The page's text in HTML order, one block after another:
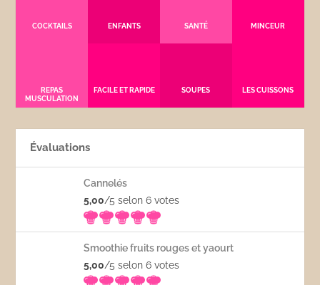
COCKTAILS ENFANTS SANTÉ MINCEUR
REPAS
MUSCULATION
FACILE ET RAPIDE SOUPES LES CUISSONS
Évaluations
Cannelés
5,00/5 selon 6votes
Smoothie fruits rouges et yaourt
5,00/5 selon 6votes